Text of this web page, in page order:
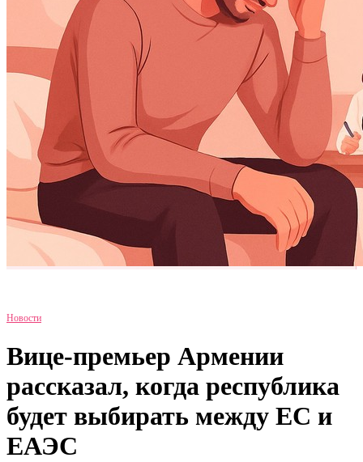
Новости
Вице-премьер Армении
рассказал, когда республика
будет выбирать между ЕС и
ЕАЭС